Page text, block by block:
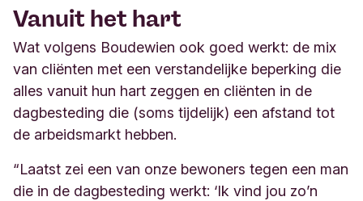
Vanuit het hart
Wat volgens Boudewien ook goed werkt: de mix
van cliënten met een verstandelijke beperking die
alles vanuit hun hart zeggen en cliënten in de
dagbesteding die (soms tijdelijk) een afstand tot
de arbeidsmarkt hebben.
“Laatst zei een van onze bewoners tegen een man
die in de dagbesteding werkt: ‘Ik vind jou zo’n